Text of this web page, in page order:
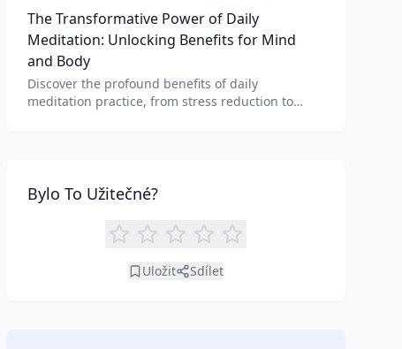
unique benefits of each.
The Transformative Power of Daily
Meditation: Unlocking Benefits for Mind
and Body
Discover the profound benefits of daily
meditation practice, from stress reduction to
Bylo To Užitečné?
Uložit Sdílet